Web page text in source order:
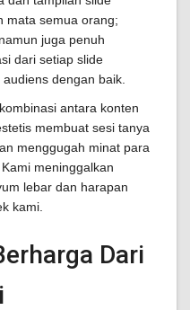
mata semua orang;
juga penuh
dari setiap slide
dengan baik.
antara konten
membuat sesi tanya
menggugah minat para
meninggalkan
lebar dan harapan
kami.
Dari